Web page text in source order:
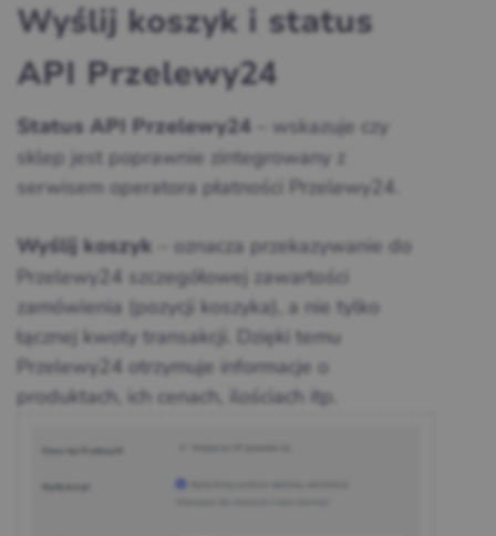
Wyślij koszyk i status
API Przelewy24
Status API Przelewy24
– wskazuje czy
sklep jest poprawnie zintegrowany z
serwisem operatora płatności Przelewy24.
Wyślij koszyk
– oznacza przekazywanie do
Przelewy24 szczegółowej zawartości
zamówienia (pozycji koszyka), a nie tylko
łącznej kwoty transakcji. Dzięki temu
Przelewy24 otrzymuje informacje o
produktach, ich cenach, ilościach itp.